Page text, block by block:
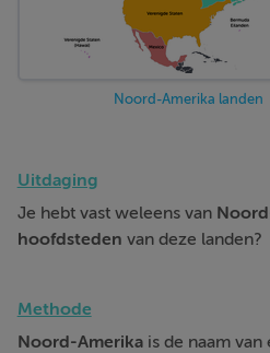
Noord-Amerika landen
Uitdaging
Je hebt vast weleens van
hoofdsteden van deze landen?
Methode
Noord-Amerikais de naam van